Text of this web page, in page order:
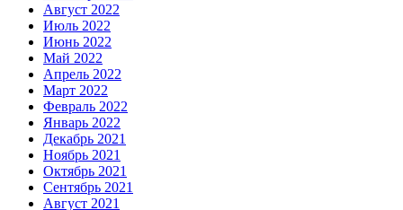
Август 2022
Июль 2022
Июнь 2022
Май 2022
Апрель 2022
Март 2022
Февраль 2022
Январь 2022
Декабрь 2021
Ноябрь 2021
Октябрь 2021
Сентябрь 2021
Август 2021